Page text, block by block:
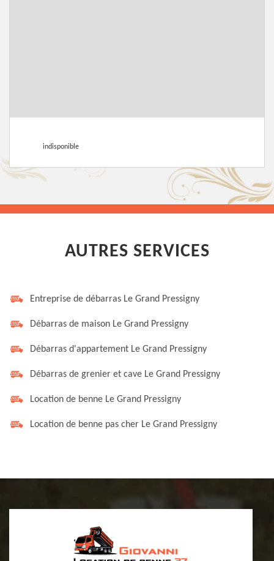
indisponible
AUTRES SERVICES
Entreprise de débarras Le Grand Pressigny
Débarras de maison Le Grand Pressigny
Débarras d'appartement Le Grand Pressigny
Débarras de grenier et cave Le Grand Pressigny
Location de benne Le Grand Pressigny
Location de benne pas cher Le Grand Pressigny